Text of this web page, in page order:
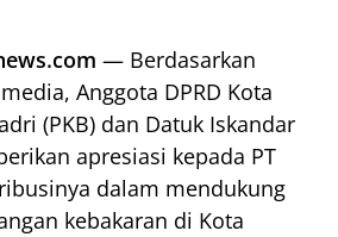
— Berdasarkan
Anggota DPRD Kota
(PKB) dan Datuk Iskandar
apresiasi kepada PT
dalam mendukung
kebakaran di Kota